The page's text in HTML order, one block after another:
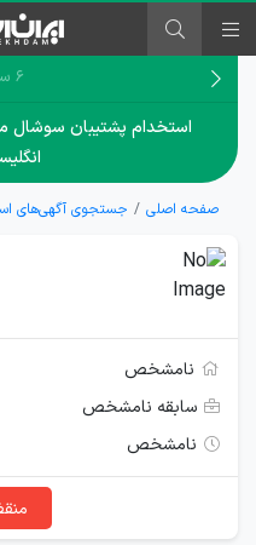
۶ سال پیش
صفحه اصلی جستجوی آگهی‌های
نامشخص
سابقه نامشخص
نامشخص